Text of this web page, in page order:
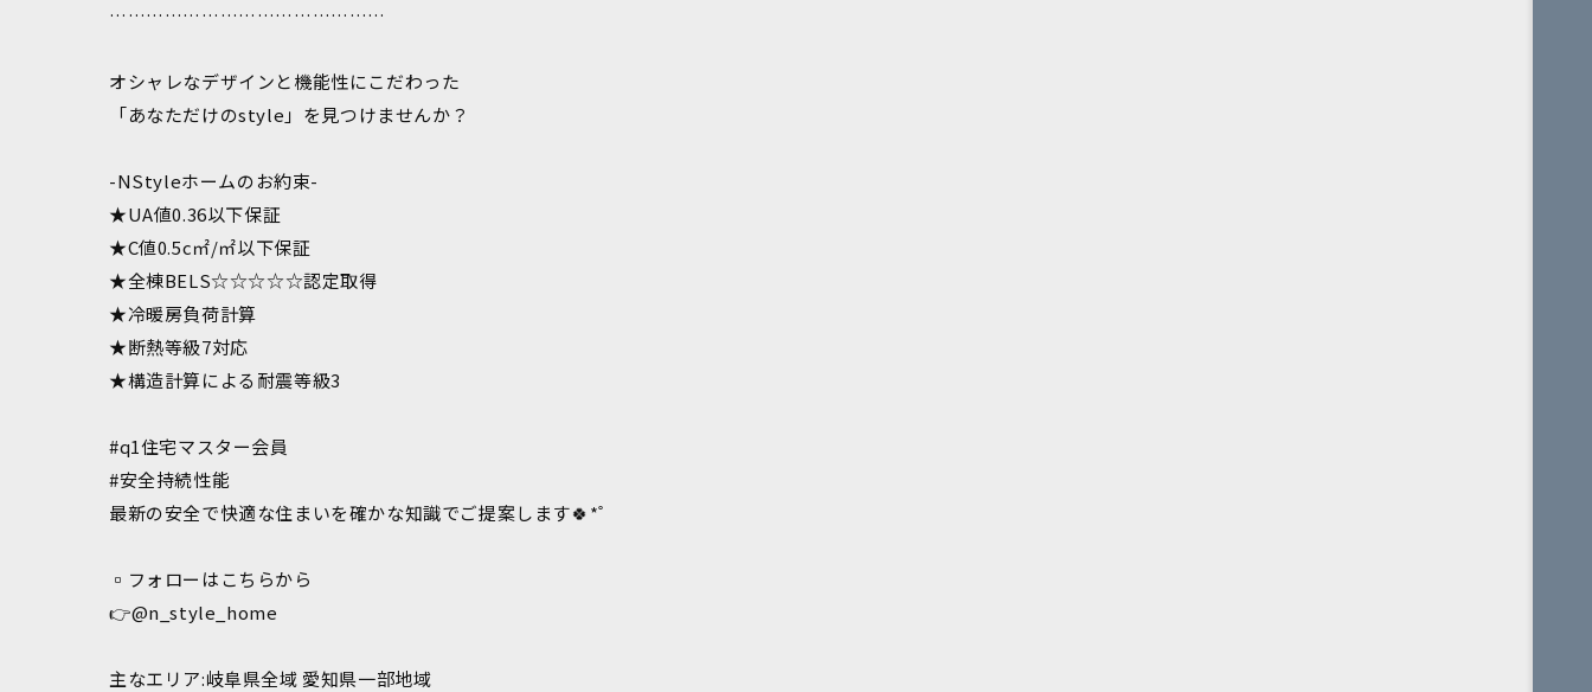
………………………………………
オシャレなデザインと機能性にこだわった
「あなただけのstyle」を見つけませんか？
-NStyleホームのお約束-
★UA値0.36以下保証
★C値0.5c㎡/㎡以下保証
★全棟BELS☆☆☆☆☆認定取得
★冷暖房負荷計算
★断熱等級7対応
★構造計算による耐震等級3
#q1住宅マスター会員
#安全持続性能
最新の安全で快適な住まいを確かな知識でご提案します🍀*゜
▫︎フォローはこちらから
👉@n_style_home
主なエリア:岐阜県全域 愛知県一部地域